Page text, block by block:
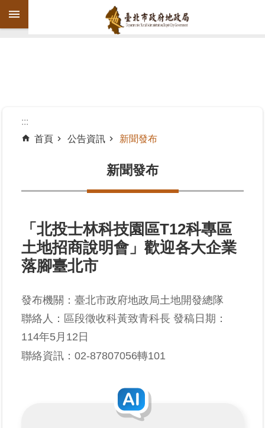
跳到主要內容區塊
紹
告
資
訊
業
務
專
區
線
:::
首頁
公告資訊 新聞發布
新聞發布
「北投士林科技園區T12科專區
土地招商說明會」歡迎各大企業
落腳臺北市
發布機關：臺北市政府地政局土地開發總隊
聯絡人：區段徵收科黃致青科長 發稿日期：
114年5月12日
聯絡資訊：02-87807056轉101